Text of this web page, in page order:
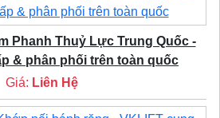
Phanh Thuỷ Lực Trung Quốc -
& phân phối trên toàn quốc
Giá: Liên Hệ